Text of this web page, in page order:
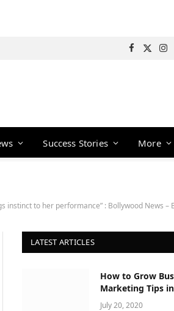
Facebook
X
Success Stories More
to her performance” : Bollywood News –
LATEST ARTICLES
How to Grow
Marketing Tips
July 20, 2020